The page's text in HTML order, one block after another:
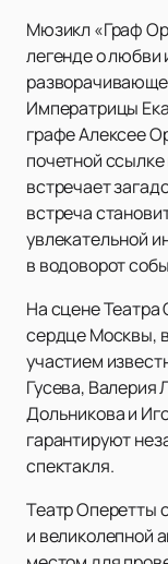
Мюзикл «Граф
легенде о любви
Императрицы
графе Алексее
почетной
встречает
встреча
увлекательной
в водоворот
На сцене
сердце Москвы,
участием
Гусева, Валерия
Дольникова и
гарантируют
спектакля.
Театр Оперетты
и великолепной